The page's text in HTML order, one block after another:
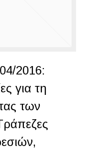
2016:
για τη
των